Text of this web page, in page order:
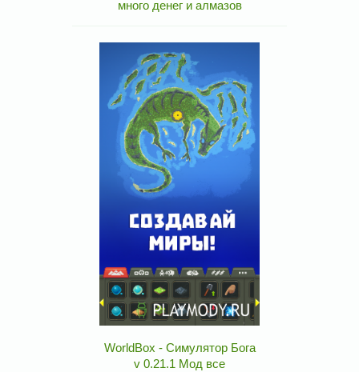
много денег и алмазов
WorldBox - Симулятор Бога
v 0.21.1 Мод все